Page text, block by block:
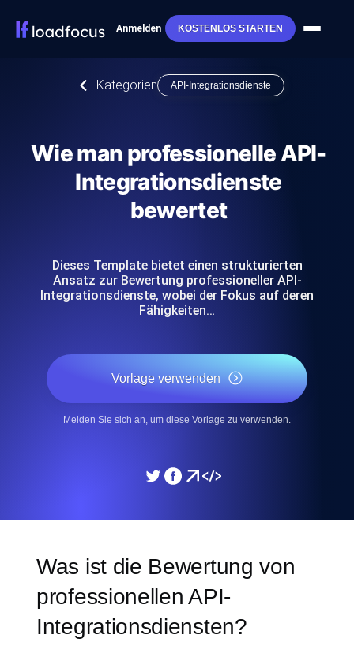
Anmelden KOSTENLOS STARTEN
Kategorien API-Integrationsdienste
Wie man professionelle API-
Integrationsdienste
bewertet
Dieses Template bietet einen strukturierten
Ansatz zur Bewertung professioneller API-
Integrationsdienste, wobei der Fokus auf deren
Fähigkeiten…
Vorlage verwenden
Melden Sie sich an, um diese Vorlage zu verwenden.
Was ist die Bewertung von
professionellen API-
Integrationsdiensten?